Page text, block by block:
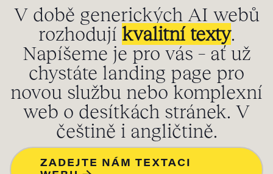
V době generických AI webů
rozhodují kvalitní texty.
Napíšeme je pro vás – ať už
chystáte landing page pro
novou službu nebo komplexní
web o desítkách stránek. V
češtině i angličtině.
ZADEJTE NÁM TEXTACI